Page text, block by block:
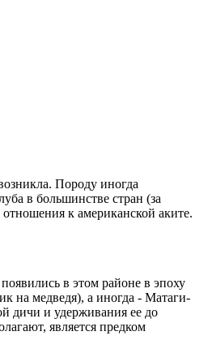
Породу иногда
в большинстве стран (за
к американской аките.
в этом районе в эпоху
на медведя), а иногда - Матаги-
дичи и удерживания ее до
является предком